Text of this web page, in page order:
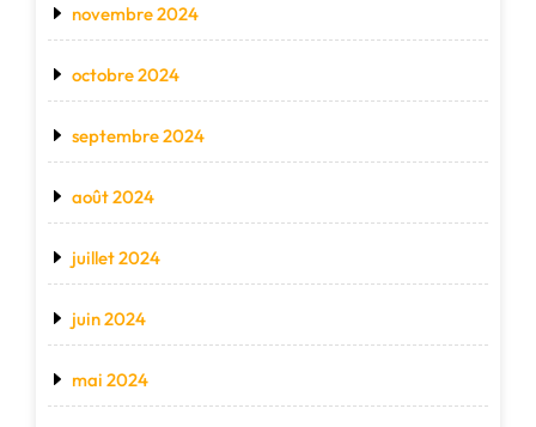
novembre 2024
octobre 2024
septembre 2024
août 2024
juillet 2024
juin 2024
mai 2024